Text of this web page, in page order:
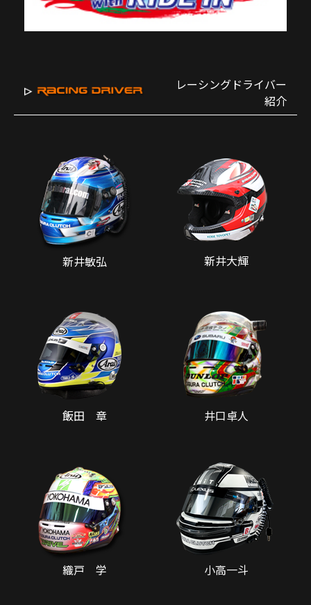
レーシングドライバー
紹介
新井敏弘 新井大輝
飯田 章 井口卓人
織戸 学 小高一斗